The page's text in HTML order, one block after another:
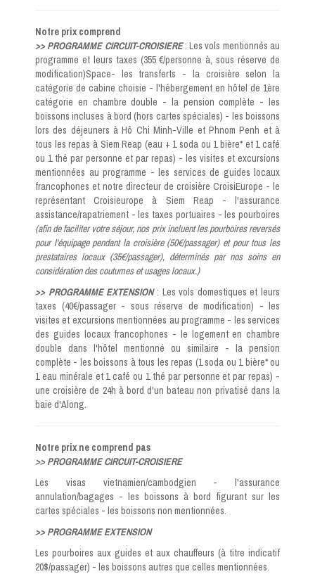
Notre prix comprend
>> PROGRAMME CIRCUIT-CROISIERE: Les vols mentionnés au
programme et leurs taxes (355 €/personne à, sous réserve de
modification)Space- les transferts - la croisière selon la
catégorie de cabine choisie - l'hébergement en hôtel de 1ère
catégorie en chambre double - la pension complète - les
boissons incluses à bord (hors cartes spéciales) - les boissons
lors des déjeuners à Hô Chi Minh-Ville et Phnom Penh et à
tous les repas à Siem Reap (eau + 1 soda ou 1 bière* et 1 café
ou 1 thé par personne et par repas) - les visites et excursions
mentionnées au programme - les services de guides locaux
francophones et notre directeur de croisière CroisiEurope - le
représentant Croisieurope à Siem Reap - l'assurance
assistance/rapatriement - les taxes portuaires - les pourboires
(afin de faciliter votre séjour, nos prix incluent les pourboires reversés
pour l'équipage pendant la croisière (50€/passager) et pour tous les
prestataires locaux (35€/passager), déterminés par nos soins en
considération des coutumes et usages locaux.)
>> PROGRAMME EXTENSION: Les vols domestiques et leurs
taxes (40€/passager - sous réserve de modification) - les
visites et excursions mentionnées au programme - les services
des guides locaux francophones - le logement en chambre
double dans l'hôtel mentionné ou similaire - la pension
complète - les boissons à tous les repas (1 soda ou 1 bière* ou
1 eau minérale et 1 café ou 1 thé par personne et par repas) -
une croisière de 24h à bord d'un bateau non privatisé dans la
baie d'Along.
Notre prix ne comprend pas
>> PROGRAMME CIRCUIT-CROISIERE
Les visas vietnamien/cambodgien - l'assurance
annulation/bagages - les boissons à bord figurant sur les
cartes spéciales - les boissons non mentionnées.
>> PROGRAMME EXTENSION
Les pourboires aux guides et aux chauffeurs (à titre indicatif
20$/passager) - les boissons autres que celles mentionnées.